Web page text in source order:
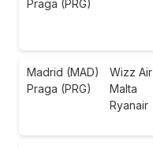
Praga (PRG)
Madrid (MAD)
Praga (PRG)
Wizz Air
Malta
Ryanair